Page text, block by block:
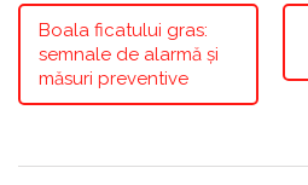
Boala ficatului gras:
semnale de alarmă și
măsuri preventive